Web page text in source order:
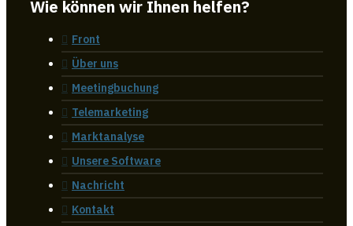
Wie können wir Ihnen helfen?
Front
Über uns
Meetingbuchung
Telemarketing
Marktanalyse
Unsere Software
Nachricht
Kontakt